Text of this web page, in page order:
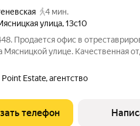
4 мин.
улица,13с10
Продается офис в
Мясницкой улице. Качественная
общие зоны. Рядом вся
- кафе,
Point Estate, агентство
телефон